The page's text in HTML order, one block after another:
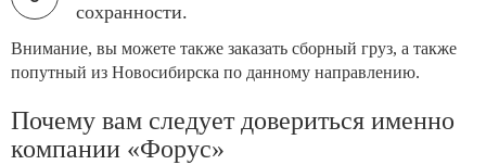
сохранности.
Внимание, вы можете также заказать сборный груз, а также
попутный из Новосибирска по данному направлению.
Почему вам следует довериться именно
компании «Форус»